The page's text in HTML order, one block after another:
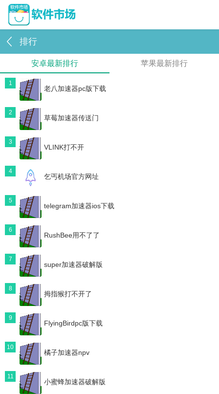
排行
安卓最新排行 苹果最新排行
1
老八加速器pc版下载
2
草莓加速器传送门
3
VLINK打不开
4
乞丐机场官方网址
5
telegram加速器ios下载
6
RushBee用不了了
7
super加速器破解版
8
拇指猴打不开了
9
FlyingBirdpc版下载
10
橘子加速器npv
11
小蜜蜂加速器破解版